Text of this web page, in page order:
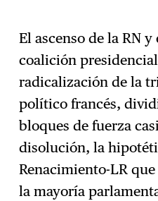
El ascenso de la RN
coalición
radicalización de la
político francés,
bloques de fuerza
disolución, la
Renacimiento-LR
la mayoría